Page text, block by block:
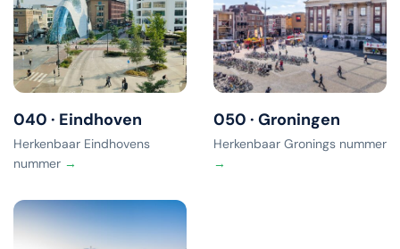
040 · Eindhoven
Herkenbaar Eindhovens
nummer →
050 · Groningen
Herkenbaar Gronings nummer
→